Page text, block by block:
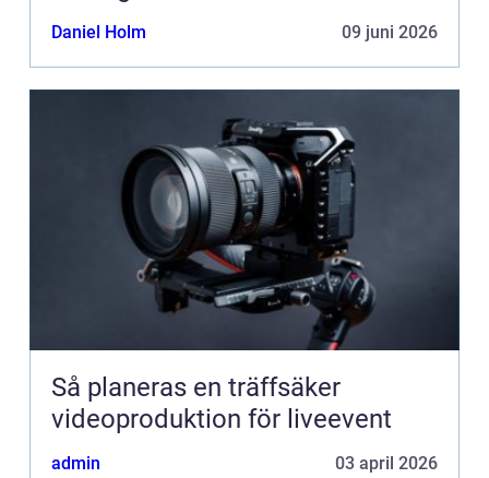
Daniel Holm 09 juni 2026
Så planeras en träffsäker
videoproduktion för liveevent
admin 03 april 2026